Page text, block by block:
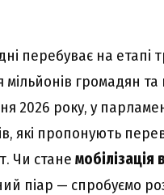
перебуває на етапі
мільйонів громадян
2026 року, у
які пропонують
Чи стане мобілізація
піар — спробуємо